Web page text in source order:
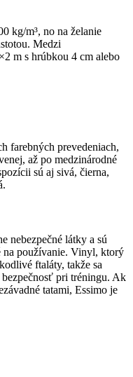
kg/m³, no na želanie
Medzi
m s hrúbkou 4 cm alebo
farebných prevedeniach,
až po medzinárodné
sú aj sivá, čierna,
nebezpečné látky a sú
na používanie. Vinyl, ktorý
ftaláty, takže sa
pri tréningu. Ak
tatami, Essimo je